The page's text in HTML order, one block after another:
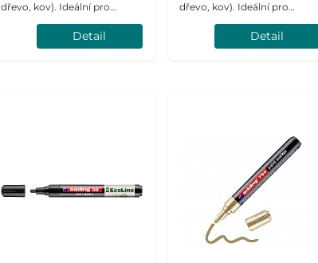
dřevo, kov). Ideální pro
tmavé a průsvitné materiály.
Šíře stopy 2-3 mm.
Detail
dřevo, kov). Ideální pro
tmavé a průsvitné materiály.
Šíře stopy 2-3 mm.
Detail